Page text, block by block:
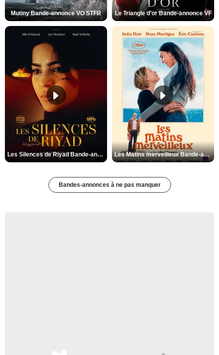
Mutiny Bande-annonce VO STFR Le Triangle d'or Bande-annonce VF
Les Silences de Riyad Bande-annonce VO STFR Les Matins merveilleux Bande-annonce VF
Bandes-annonces à ne pas manquer